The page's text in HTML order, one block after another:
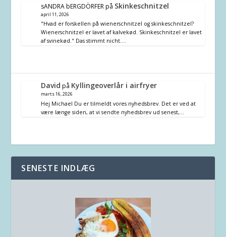
sANDRA bERGDÖRFERpå Skinkeschnitzel
april 11, 2026
"Hvad er forskellen på wienerschnitzel og skinkeschnitzel?
Wienerschnitzel er lavet af kalvekød. Skinkeschnitzel er lavet
af svinekød." Das stimmt nicht.…
David på Kyllingeoverlår i airfryer
marts 16, 2026
Hej Michael Du er tilmeldt vores nyhedsbrev. Det er ved at
være længe siden, at vi sendte nyhedsbrev ud senest,…
SENESTE INDLÆG